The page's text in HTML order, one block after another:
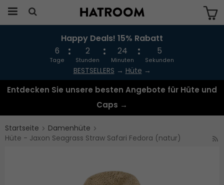
Das Produkt wurde in Ihren Warenkorb
gelegt
Happy Deals! 15% Rabatt
6
Tage
2
Stunden
24
Minuten
5
Sekunden
BESTSELLERS → Hüte →
Entdecken Sie unsere besten Angebote für Hüte und
Caps →
Startseite
Damenhüte
Hüte - Jaxon Seagrass Straw Safari Fedora (natur)